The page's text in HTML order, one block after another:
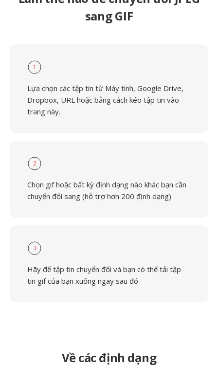
sang GIF
1
Lựa chọn các tập tin từ Máy tính, Google Drive,
Dropbox, URL hoặc bằng cách kéo tập tin vào
trang này.
2
Chọn gif hoặc bất kỳ định dạng nào khác bạn cần
chuyển đổi sang (hỗ trợ hơn 200 định dạng)
3
Hãy để tập tin chuyển đổi và bạn có thể tải tập
tin gif của bạn xuống ngay sau đó
Về các định dạng